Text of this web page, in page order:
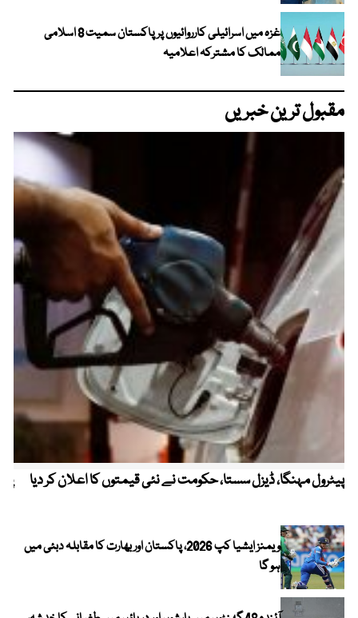
غزہ میں اسرائیلی کارروائیوں پر پاکستان سمیت 8 اسلامی
ممالک کا مشترکہ اعلامیہ
مقبول ترین خبریں
پیٹرول مہنگا، ڈیزل سستا، حکومت نے نئی قیمتوں کا اعلان کر دیا
ویمنز ایشیا کپ 2026، پاکستان اور بھارت کا مقابلہ دبئی میں
ہو گا